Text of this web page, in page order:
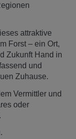
attraktive
Forst – ein Ort,
Zukunft Hand in
und
Zuhause.
Vermittler und
oder